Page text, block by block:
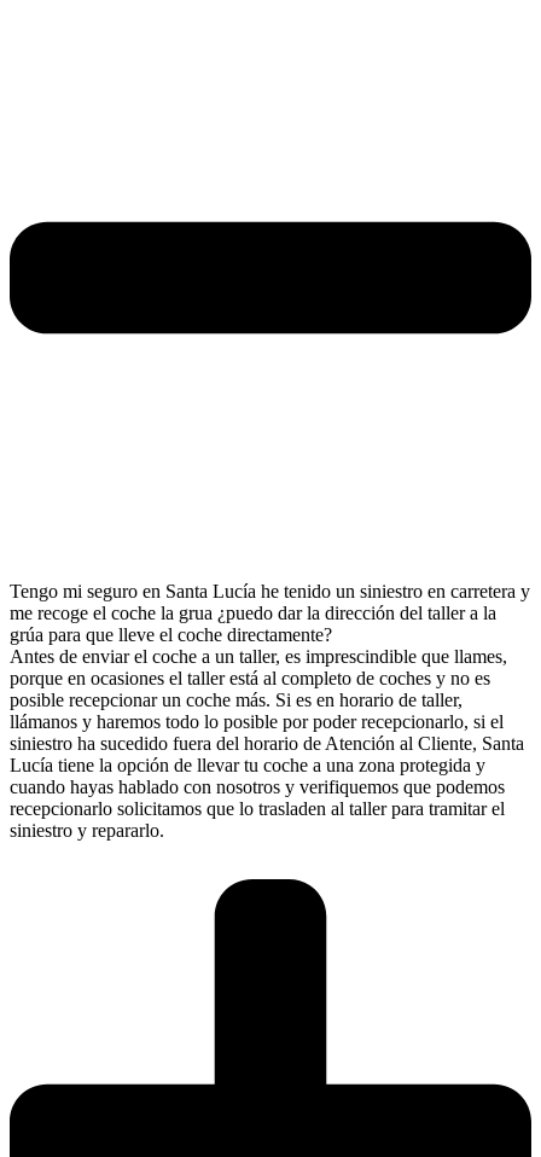
Tengo mi seguro en Santa Lucía he tenido un siniestro en carretera y
me recoge el coche la grua ¿puedo dar la dirección del taller a la
grúa para que lleve el coche directamente?
Antes de enviar el coche a un taller, es imprescindible que llames,
porque en ocasiones el taller está al completo de coches y no es
posible recepcionar un coche más. Si es en horario de taller,
llámanos y haremos todo lo posible por poder recepcionarlo, si el
siniestro ha sucedido fuera del horario de Atención al Cliente, Santa
Lucía tiene la opción de llevar tu coche a una zona protegida y
cuando hayas hablado con nosotros y verifiquemos que podemos
recepcionarlo solicitamos que lo trasladen al taller para tramitar el
siniestro y repararlo.